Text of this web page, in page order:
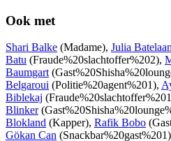
Ook met
Shari Balke (Madame), Julia Batelaan
Batu (Fraude%20slachtoffer%202),
Baumgart
Belgaroui (Politie%20agent%201),
Biblekaj
Blinker
Blokland (Kapper), Rafik Bobo
Gökan Can